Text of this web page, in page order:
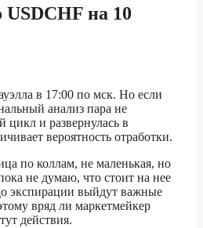
на 10
в 17:00 по мск. Но если
анализ пара не
цикл и развернулась в
вероятность отработки.
по коллам, не маленькая, но
не думаю, что стоит на нее
экспирации выйдут важные
вряд ли маркетмейкер
действия.